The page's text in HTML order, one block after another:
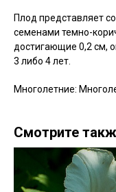
Плод представляет
семенами темно-
достигающие 0,2 см,
3 либо 4 лет.
Многолетние:
Смотрите